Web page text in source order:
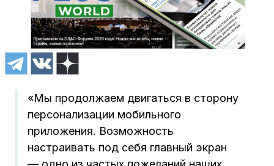
«Мы продолжаем двигаться в сторону
персонализации мобильного
приложения. Возможность
настраивать под себя главный экран